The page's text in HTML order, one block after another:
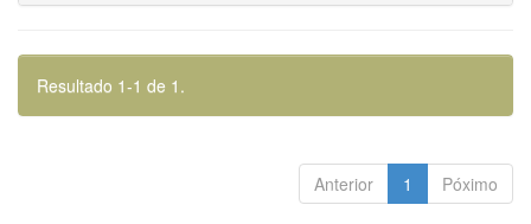
Resultado 1-1 de 1.
Anterior 1 Póximo